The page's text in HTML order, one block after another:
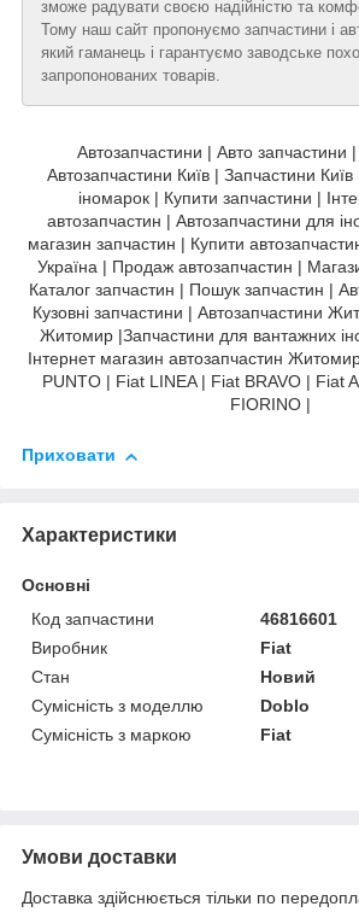
зможе радувати своєю надійністю та
Тому наш сайт пропонуємо запчастини і
який гаманець і гарантуємо заводське
запропонованих товарів.
Автозапчастини | Авто запчастини
Автозапчастини Київ | Запчастини
іномарок | Купити запчастини |
автозапчастин | Автозапчастини для
магазин запчастин | Купити
Україна | Продаж автозапчастин |
Каталог запчастин | Пошук запчастин |
Кузовні запчастини | Автозапчастини
Житомир |Запчастини для вантажних
Інтернет магазин автозапчастин
PUNTO | Fiat LINEA | Fiat BRAVO | Fiat
FIORINO |
Приховати
Характеристики
Основні
Код запчастини
46816601
Виробник
Fiat
Стан
Новий
Сумісність з моделлю
Doblo
Сумісність з маркою
Fiat
Умови доставки
Доставка здійснюється тільки по